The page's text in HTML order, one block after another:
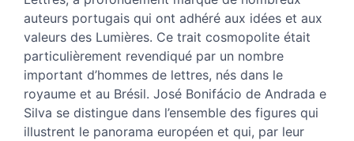
Citer cet article
Auteur
auteurs portugais qui ont adhéré aux idées et aux
valeurs des Lumières. Ce trait cosmopolite était
particulièrement revendiqué par un nombre
important d’hommes de lettres, nés dans le
royaume et au Brésil. José Bonifácio de Andrada e
Silva se distingue dans l’ensemble des figures qui
illustrent le panorama européen et qui, par leur